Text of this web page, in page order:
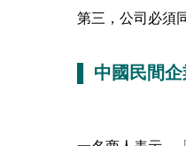
第三，公司必須
▌ 中國民間